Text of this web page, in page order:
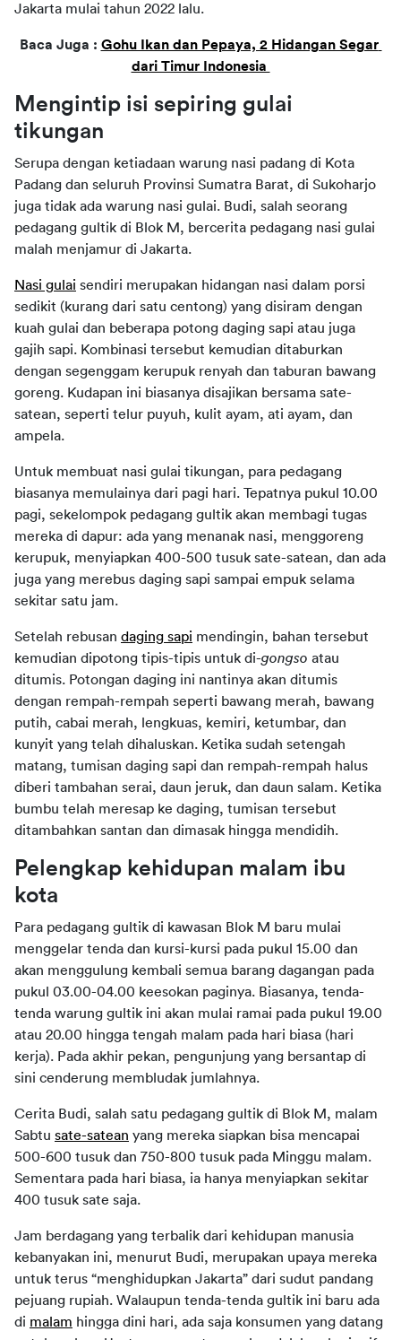
Jakarta mulai tahun 2022 lalu.
Baca Juga : Gohu Ikan dan Pepaya, 2 Hidangan Segar
dari Timur Indonesia
Mengintip isi sepiring gulai
tikungan
Serupa dengan ketiadaan warung nasi padang di Kota
Padang dan seluruh Provinsi Sumatra Barat, di Sukoharjo
juga tidak ada warung nasi gulai. Budi, salah seorang
pedagang gultik di Blok M, bercerita pedagang nasi gulai
malah menjamur di Jakarta.
Nasi gulai sendiri merupakan hidangan nasi dalam porsi
sedikit (kurang dari satu centong) yang disiram dengan
kuah gulai dan beberapa potong daging sapi atau juga
gajih sapi. Kombinasi tersebut kemudian ditaburkan
dengan segenggam kerupuk renyah dan taburan bawang
goreng. Kudapan ini biasanya disajikan bersama sate-
satean, seperti telur puyuh, kulit ayam, ati ayam, dan
ampela.
Untuk membuat nasi gulai tikungan, para pedagang
biasanya memulainya dari pagi hari. Tepatnya pukul 10.00
pagi, sekelompok pedagang gultik akan membagi tugas
mereka di dapur: ada yang menanak nasi, menggoreng
kerupuk, menyiapkan 400-500 tusuk sate-satean, dan ada
juga yang merebus daging sapi sampai empuk selama
sekitar satu jam.
Setelah rebusan daging sapi mendingin, bahan tersebut
kemudian dipotong tipis-tipis untuk di-gongso atau
ditumis. Potongan daging ini nantinya akan ditumis
dengan rempah-rempah seperti bawang merah, bawang
putih, cabai merah, lengkuas, kemiri, ketumbar, dan
kunyit yang telah dihaluskan. Ketika sudah setengah
matang, tumisan daging sapi dan rempah-rempah halus
diberi tambahan serai, daun jeruk, dan daun salam. Ketika
bumbu telah meresap ke daging, tumisan tersebut
ditambahkan santan dan dimasak hingga mendidih.
Pelengkap kehidupan malam ibu
kota
Para pedagang gultik di kawasan Blok M baru mulai
menggelar tenda dan kursi-kursi pada pukul 15.00 dan
akan menggulung kembali semua barang dagangan pada
pukul 03.00-04.00 keesokan paginya. Biasanya, tenda-
tenda warung gultik ini akan mulai ramai pada pukul 19.00
atau 20.00 hingga tengah malam pada hari biasa (hari
kerja). Pada akhir pekan, pengunjung yang bersantap di
sini cenderung membludak jumlahnya.
Cerita Budi, salah satu pedagang gultik di Blok M, malam
Sabtu sate-satean yang mereka siapkan bisa mencapai
500-600 tusuk dan 750-800 tusuk pada Minggu malam.
Sementara pada hari biasa, ia hanya menyiapkan sekitar
400 tusuk sate saja.
Jam berdagang yang terbalik dari kehidupan manusia
kebanyakan ini, menurut Budi, merupakan upaya mereka
untuk terus “menghidupkan Jakarta” dari sudut pandang
pejuang rupiah. Walaupun tenda-tenda gultik ini baru ada
di malam hingga dini hari, ada saja konsumen yang datang